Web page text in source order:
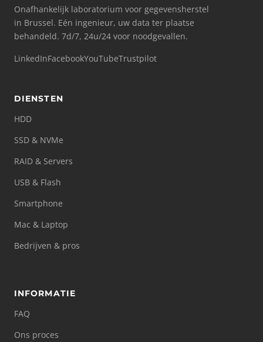
Onafhankelijk laboratorium voor gegevensherstel
in Brussel. Eén ingenieur, uw data ter plaatse
behandeld. 7d/7, 24u/24 voor noodgevallen.
LinkedInFacebookYouTubeTrustpilot
DIENSTEN
HDD
SSD & NVMe
RAID & Servers
USB & Flash
Smartphone
Mac & Laptop
Bedrijven & pros
INFORMATIE
FAQ
Ons proces